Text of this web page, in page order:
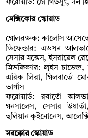
ফরোয়ার্ড: চো গিউসুং, সন
মেক্সিকোর স্কোয়াড
গোলরক্ষক: কার্লোস
ডিফেন্ডার: এডসন
সেসার মন্তেস, ইসরায়েল
মিডফিল্ডার: লুইস
এরিক লিরা, গিলবার্তো
ভার্গাস
ফরোয়ার্ড: রবার্তো
গনসালেস, সেসার
হুলিয়ান কুইনোনেস,
মরক্কোর স্কোয়াড